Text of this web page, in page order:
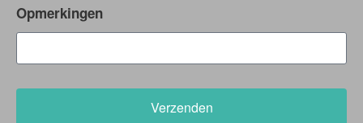
Opmerkingen
Verzenden